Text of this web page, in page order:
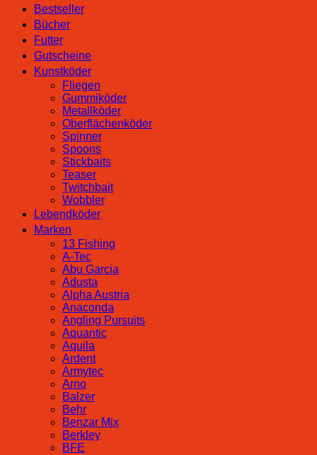
Bestseller
Bücher
Futter
Gutscheine
Kunstköder
Fliegen
Gummiköder
Metallköder
Oberflächenköder
Spinner
Spoons
Stickbaits
Teaser
Twitchbait
Wobbler
Lebendköder
Marken
13 Fishing
A-Tec
Abu Garcia
Adusta
Alpha Austria
Anaconda
Angling Pursuits
Aquantic
Aquila
Ardent
Armytec
Arno
Balzer
Behr
Benzar Mix
Berkley
BFE